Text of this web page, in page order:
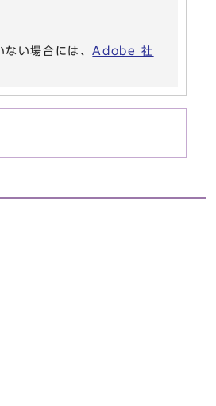
い場合には、 Adobe 社